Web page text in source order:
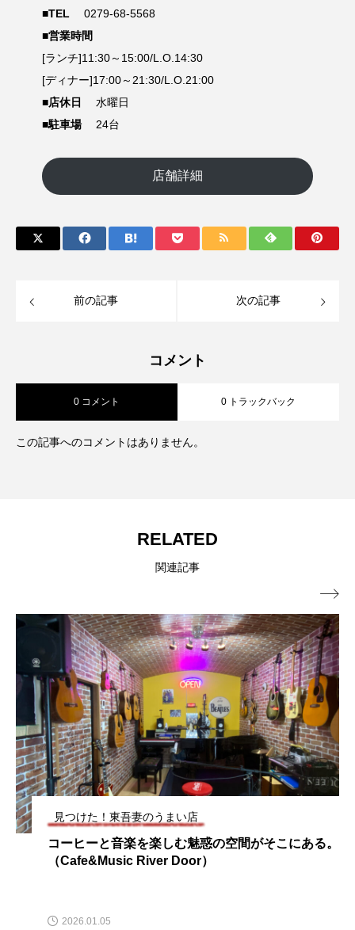
■TEL 0279-68-5568
■営業時間
[ランチ]11:30～15:00/L.O.14:30
[ディナー]17:00～21:30/L.O.21:00
■店休日
水曜日
■駐車場
24台
店舗詳細
前の記事 次の記事
コメント
0 コメント 0 トラックバック
この記事へのコメントはありません。
RELATED
関連記事
見つけた！東吾妻のうまい店
コーヒーと音楽を楽しむ魅惑の空間がそこにある。
（Cafe&Music River Door）
2026.01.05
